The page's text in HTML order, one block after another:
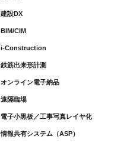
建設DX
BIM/CIM
i-Construction
鉄筋出来形計測​
オンライン電子納品
遠隔臨場
電子小黒板／工事写真レイヤ化
情報共有システム（ASP）